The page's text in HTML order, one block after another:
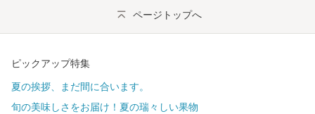
ページトップへ
ピックアップ特集
夏の挨拶、まだ間に合います。
旬の美味しさをお届け！夏の瑞々しい果物